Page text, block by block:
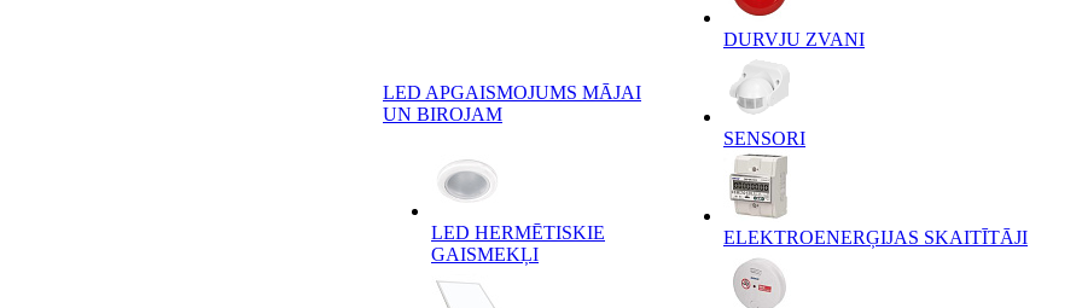
LED APGAISMOJUMS MĀJAI
UN BIROJAM
LED HERMĒTISKIE
GAISMEKĻI
DURVJU ZVANI
SENSORI
ELEKTROENERĢIJAS SKAITĪTĀJI